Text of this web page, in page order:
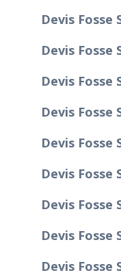
Devis Fosse
Devis Fosse
Devis
Devis
Devis
Devis Fosse
Devis
Devis Fosse
Devis Fosse